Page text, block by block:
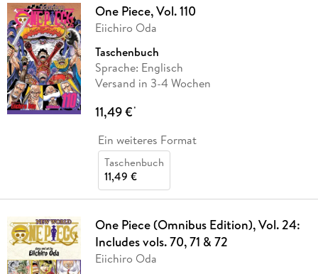
One Piece, Vol. 110
Eiichiro Oda
Taschenbuch
Sprache: Englisch
Versand in 3-4 Wochen
11,49 €*
Ein weiteres Format
Taschenbuch
11,49 €
One Piece (Omnibus Edition), Vol. 24:
Includes vols. 70, 71 & 72
Eiichiro Oda